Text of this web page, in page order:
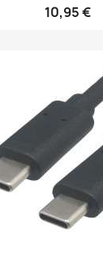
10,95 €